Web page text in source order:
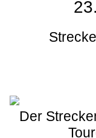
Der